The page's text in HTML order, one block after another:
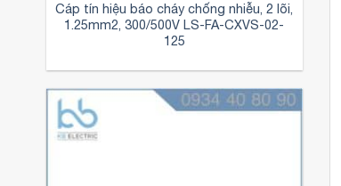
Cáp tín hiệu báo cháy chống nhiễu, 2 lõi,
1.25mm2, 300/500V LS-FA-CXVS-02-
125